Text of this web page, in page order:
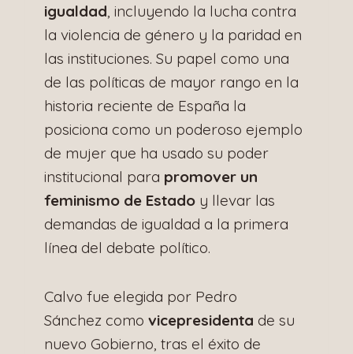
igualdad , incluyendo la lucha contra
la violencia de género y la paridad en
las instituciones. Su papel como una
de las políticas de mayor rango en la
historia reciente de España la
posiciona como un poderoso ejemplo
de mujer que ha usado su poder
institucional para promover un
feminismo de Estado y llevar las
demandas de igualdad a la primera
línea del debate político.
Calvo fue elegida por Pedro
Sánchez como vicepresidenta de su
nuevo Gobierno, tras el éxito de